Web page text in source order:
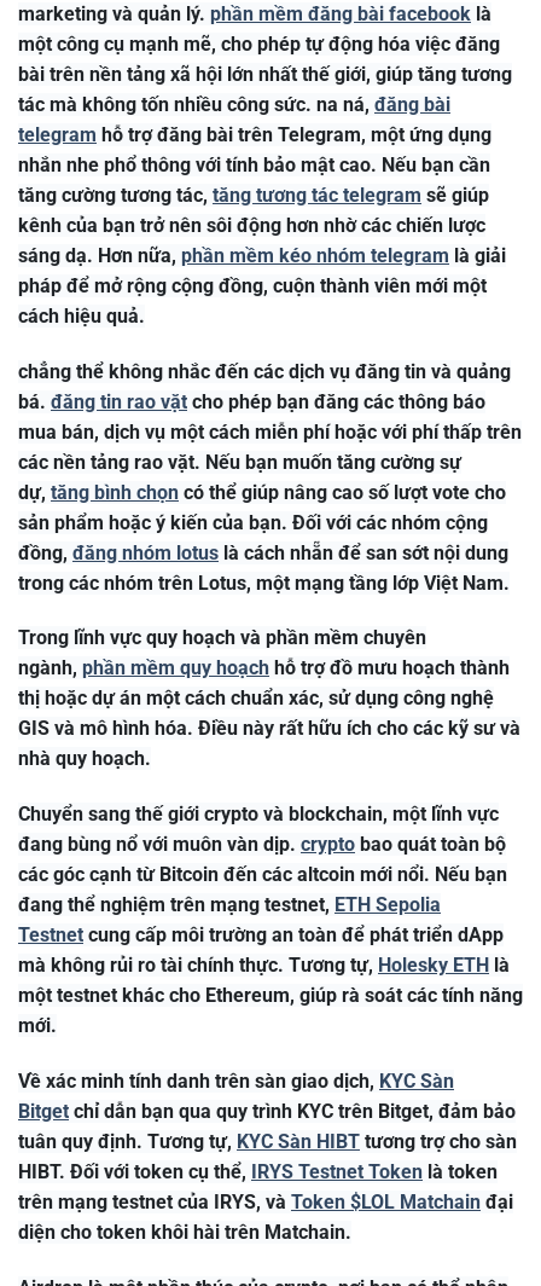
marketing và quản lý. phần mềm đăng bài facebook là
một công cụ mạnh mẽ, cho phép tự động hóa việc đăng
bài trên nền tảng xã hội lớn nhất thế giới, giúp tăng tương
tác mà không tốn nhiều công sức. na ná, đăng bài
telegram hỗ trợ đăng bài trên Telegram, một ứng dụng
nhắn nhe phổ thông với tính bảo mật cao. Nếu bạn cần
tăng cường tương tác, tăng tương tác telegram sẽ giúp
kênh của bạn trở nên sôi động hơn nhờ các chiến lược
sáng dạ. Hơn nữa, phần mềm kéo nhóm telegram là giải
pháp để mở rộng cộng đồng, cuộn thành viên mới một
cách hiệu quả.
chẳng thể không nhắc đến các dịch vụ đăng tin và quảng
bá. đăng tin rao vặt cho phép bạn đăng các thông báo
mua bán, dịch vụ một cách miễn phí hoặc với phí thấp trên
các nền tảng rao vặt. Nếu bạn muốn tăng cường sự
dự, tăng bình chọn có thể giúp nâng cao số lượt vote cho
sản phẩm hoặc ý kiến của bạn. Đối với các nhóm cộng
đồng, đăng nhóm lotus là cách nhẵn để san sớt nội dung
trong các nhóm trên Lotus, một mạng tầng lớp Việt Nam.
Trong lĩnh vực quy hoạch và phần mềm chuyên
ngành, phần mềm quy hoạch hỗ trợ đồ mưu hoạch thành
thị hoặc dự án một cách chuẩn xác, sử dụng công nghệ
GIS và mô hình hóa. Điều này rất hữu ích cho các kỹ sư và
nhà quy hoạch.
Chuyển sang thế giới crypto và blockchain, một lĩnh vực
đang bùng nổ với muôn vàn dịp. crypto bao quát toàn bộ
các góc cạnh từ Bitcoin đến các altcoin mới nổi. Nếu bạn
đang thể nghiệm trên mạng testnet, ETH Sepolia
Testnet cung cấp môi trường an toàn để phát triển dApp
mà không rủi ro tài chính thực. Tương tự, Holesky ETH là
một testnet khác cho Ethereum, giúp rà soát các tính năng
mới.
Về xác minh tính danh trên sàn giao dịch, KYC Sàn
Bitget chỉ dẫn bạn qua quy trình KYC trên Bitget, đảm bảo
tuân quy định. Tương tự, KYC Sàn HIBT tương trợ cho sàn
HIBT. Đối với token cụ thể, IRYS Testnet Token là token
trên mạng testnet của IRYS, và Token $LOL Matchain đại
diện cho token khôi hài trên Matchain.